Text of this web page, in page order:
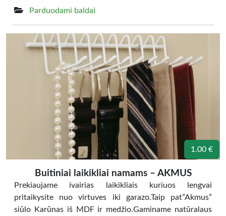
Parduodami baldai
1.00 €
Buitiniai laikikliai namams – AKMUS
Prekiaujame ivairias laikikliais kuriuos lengvai
pritaikysite nuo virtuves iki garazo.Taip pat”Akmus”
siūlo Karūnas iš MDF ir medžio.Gaminame natūralaus